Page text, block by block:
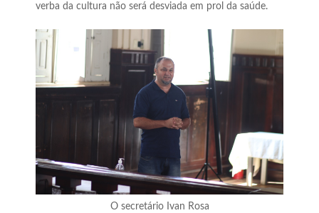
verba da cultura não será desviada em prol da saúde.
O secretário Ivan Rosa